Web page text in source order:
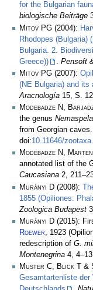
for the Bulgarian
biologische Beiträge
Mitov PG (2004):
Rhodopes (Bulgaria)
Bulgaria. 2.
Greece))
Pensoft
Mitov PG (2007):
(NE Bulgaria) and its
Aracnología 15, S.
Modebadze N,
the genus Nemaspela
from Georgian
doi:10.11646/
Modebadze N,
annotated list of the
Caucasiana 2,
Murányi D (2008):
1855 (Opiliones:
Zoologica Budapest
Murányi D (2015):
Roewer, 1923
redescription of G.
Montenegrina 4,
Muster C, Blick T &
Gesamtartenliste der